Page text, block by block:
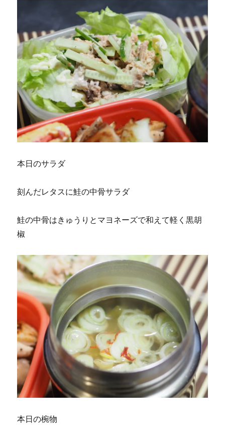
本日のサラダ
刻んだレタスに鮭の中骨サラダ
鮭の中骨はきゅうりとマヨネーズで和えて軽く黒胡
椒
本日の椀物